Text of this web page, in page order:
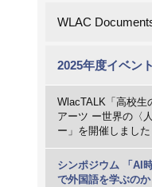
WLAC
2025年度イベン
WlacTALK「高校生
アーツ ー世界の〈
ー」を開催しました
シンポジウム 「AI
で外国語を学ぶの